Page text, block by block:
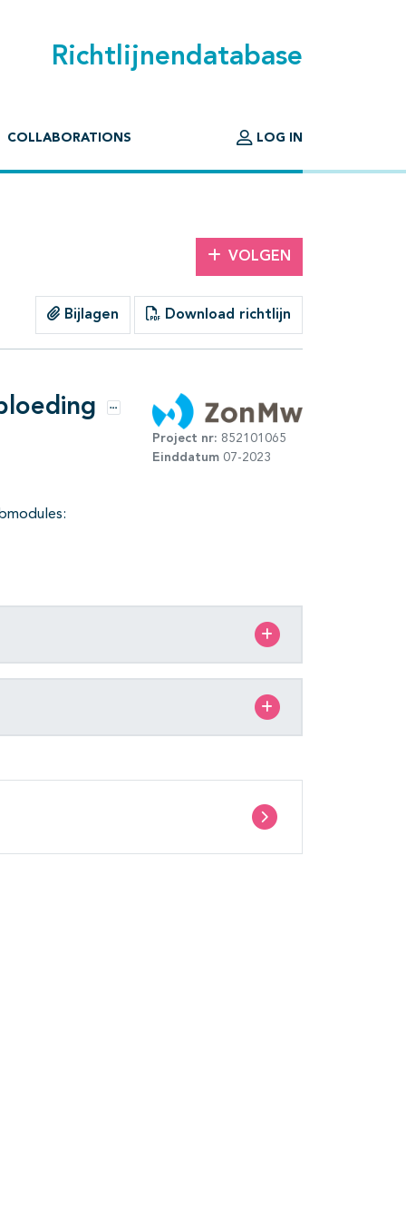
Richtlijnendatabase
COLLABORATIONS LOG IN
VOLGEN
Bijlagen Download richtlijn
Opties
Project nr: 852101065
Einddatum 07-2023